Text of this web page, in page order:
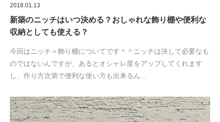
2018.01.13
新築のニッチはいつ決める？おしゃれな飾り棚や便利な
収納としても使える？
今回はニッチ＝飾り棚についてです＾＾ニッチは決して必要なも
のではないんですが、あるとオシャレ度をアップしてくれます
し、作り方次第で便利な使い方も出来るん…